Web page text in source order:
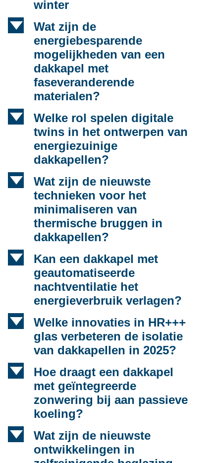
winter
d
Wat zijn de
energiebesparende
mogelijkheden van een
dakkapel met
faseveranderende
materialen?
d
Welke rol spelen digitale
twins in het ontwerpen van
energiezuinige
dakkapellen?
d
Wat zijn de nieuwste
technieken voor het
minimaliseren van
thermische bruggen in
dakkapellen?
d
Kan een dakkapel met
geautomatiseerde
nachtventilatie het
energieverbruik verlagen?
d
Welke innovaties in HR+++
glas verbeteren de isolatie
van dakkapellen in 2025?
d
Hoe draagt een dakkapel
met geïntegreerde
zonwering bij aan passieve
koeling?
d
Wat zijn de nieuwste
ontwikkelingen in